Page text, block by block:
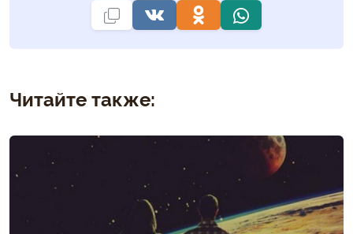
Читайте также: